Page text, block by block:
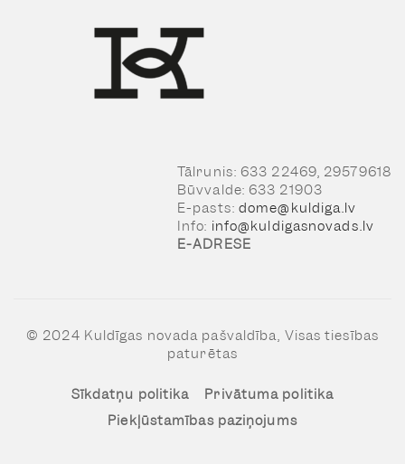
Tālrunis: 633 22469, 29579618
Būvvalde: 633 21903
E-pasts: dome@kuldiga.lv
Info: info@kuldigasnovads.lv
E-ADRESE
© 2024 Kuldīgas novada pašvaldība, Visas tiesības
paturētas
Sīkdatņu politika
Privātuma politika
Piekļūstamības paziņojums